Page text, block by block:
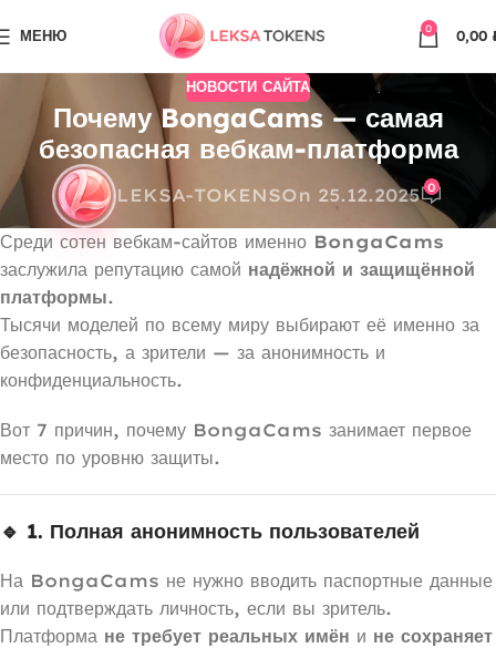
МЕНЮ 0 0,00
НОВОСТИ САЙТА
Почему BongaCams — самая
безопасная вебкам-платформа
LEKSA-TOKENSOn 25.12.2025 0
Среди сотен вебкам-сайтов именно BongaCams
заслужила репутацию самой надёжной и защищённой
платформы.
Тысячи моделей по всему миру выбирают её именно за
безопасность, а зрители — за анонимность и
конфиденциальность.
Вот 7 причин, почему BongaCams занимает первое
место по уровню защиты.
🔹 1. Полная анонимность пользователей
На BongaCams не нужно вводить паспортные данные
или подтверждать личность, если вы зритель.
Платформа не требует реальных имён и не сохраняет